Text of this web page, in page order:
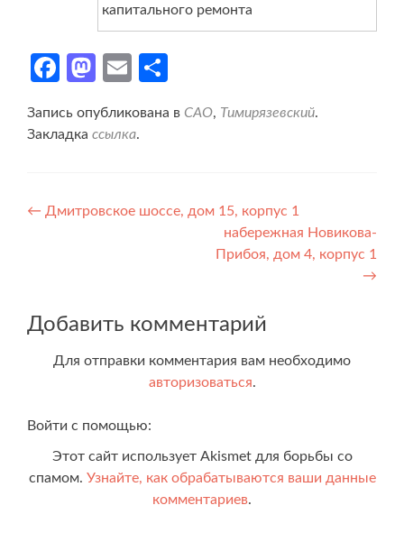
капитального ремонта
Facebook
Mastodon
Email
Запись опубликована в САО, Тимирязевский.
Закладка ссылка.
Навигация
← Дмитровское шоссе, дом 15, корпус 1
набережная Новикова-
Прибоя, дом 4, корпус 1
→
Добавить комментарий
Для отправки комментария вам необходимо
авторизоваться.
Войти с помощью:
Этот сайт использует Akismet для борьбы со
спамом. Узнайте, как обрабатываются ваши данные
комментариев.